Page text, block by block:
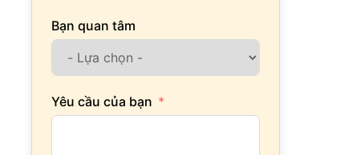
Bạn quan tâm
Yêu cầu của bạn